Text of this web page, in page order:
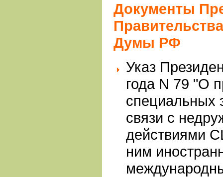
Документы
Думы РФ
Указ
года N 79 "О
специальных
связи с
действиями
ним